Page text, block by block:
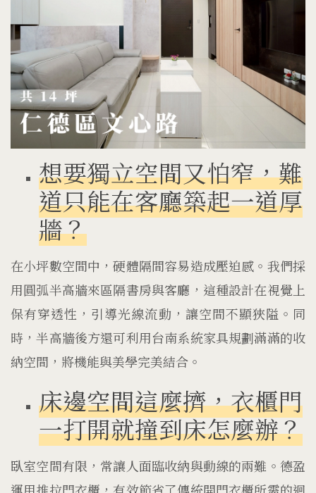
想要獨立空間又怕窄，難
道只能在客廳築起一道厚
牆？
在小坪數空間中，硬體隔間容易造成壓迫感。我們採
用圓弧半高牆來區隔書房與客廳，這種設計在視覺上
保有穿透性，引導光線流動，讓空間不顯狹隘。同
時，半高牆後方還可利用台南系統家具規劃滿滿的收
納空間，將機能與美學完美結合。
床邊空間這麼擠，衣櫃門
一打開就撞到床怎麼辦？
臥室空間有限，常讓人面臨收納與動線的兩難。德盈